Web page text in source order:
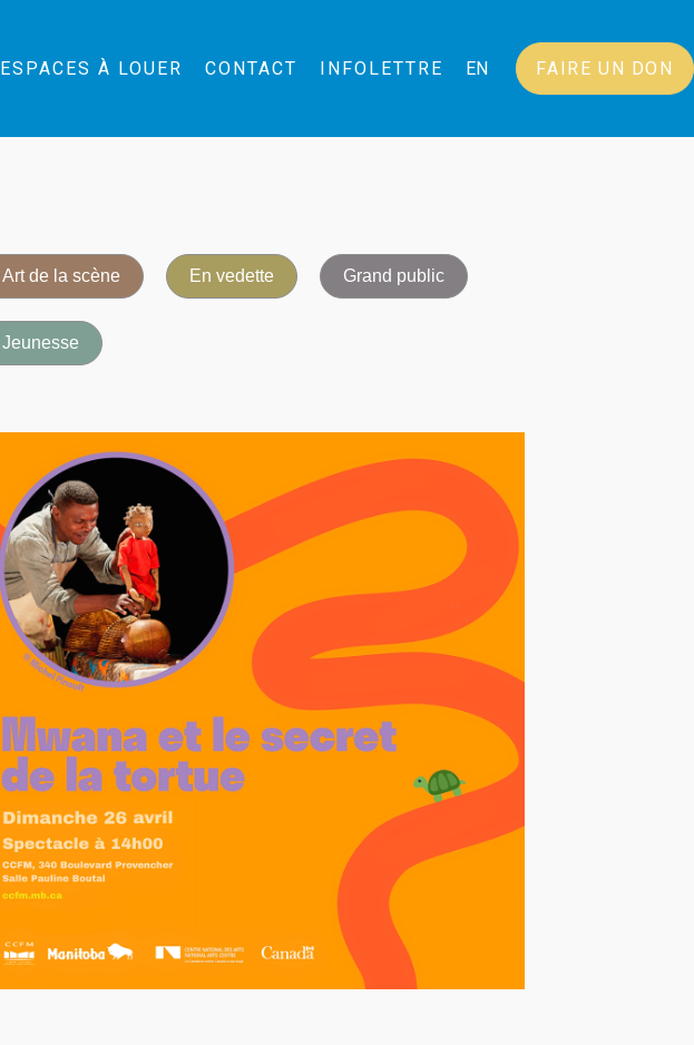
ESPACES À LOUER CONTACT INFOLETTRE EN FAIRE UN DON
Art de la scène En vedette Grand public
Jeunesse